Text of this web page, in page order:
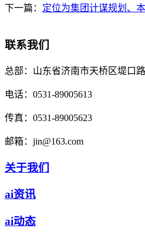
下一篇： 定位为集团计谋规划、
联系我们
总部： 山东省济南市天桥区堤口
电话： 0531-89005613
传真： 0531-89005623
邮箱： jin@163.com
关于我们
ai资讯
ai动态